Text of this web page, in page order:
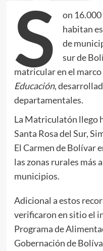
S
on 16.000
habitan
de
sur de
matricular en el
Educación,
departamentales.
La Matriculatón llego
Santa Rosa del Sur,
El Carmen de Bolívar
las zonas rurales más
municipios.
Adicional a estos
verificaron en sitio el
Programa de
Gobernación de